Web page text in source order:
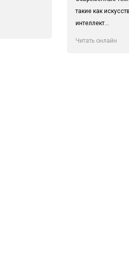
такие как
интеллект...
Читать онлайн